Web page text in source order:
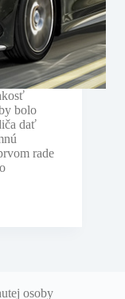
bolo
dať
rade
osoby